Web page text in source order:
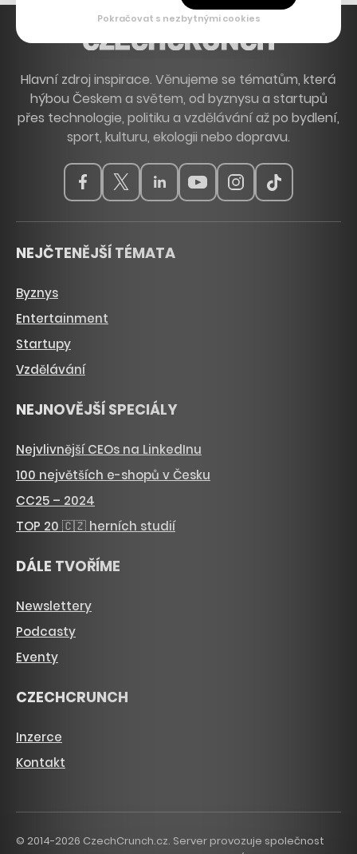
Hlavní zdroj inspirace. Věnujeme se tématům, která
hýbou Českem a světem, od byznysu a startupů
přes technologie, politiku a vzdělávání až po bydlení,
sport, kulturu, ekologii nebo dopravu.
NEJČTENĚJŠÍ TÉMATA
Byznys
Entertainment
Startupy
Vzdělávání
NEJNOVĚJŠÍ SPECIÁLY
Nejvlivnější CEOs na LinkedInu
100 největších e-shopů v Česku
CC25 – 2024
TOP 20 🇨🇿 herních studií
DÁLE TVOŘÍME
Newslettery
Podcasty
Eventy
CZECHCRUNCH
Inzerce
Kontakt
© 2014-2026 CzechCrunch.cz. Server provozuje společnost
Pokračovat s nezbytnými cookies